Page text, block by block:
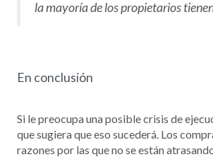
la mayoría de los propietarios
En conclusión
Si le preocupa una posible crisis de
que sugiera que eso sucederá. Los
razones por las que no se están